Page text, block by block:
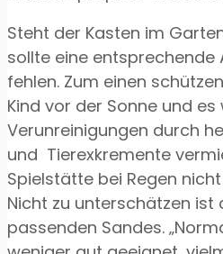
Steht der Kasten im
sollte eine entsprechende
fehlen. Zum einen
Kind vor der Sonne und es
Verunreinigungen durch
und Tierexkremente
Spielstätte bei Regen
Nicht zu unterschätzen ist
passenden Sandes.